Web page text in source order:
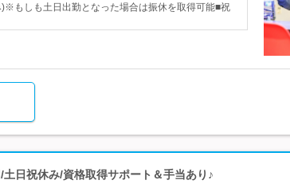
もしも土日出勤となった場合は振休を取得可能■祝
日祝休み/資格取得サポート＆手当あり♪